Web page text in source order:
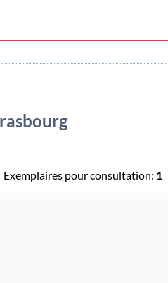
Exemplaires pour consultation: 1